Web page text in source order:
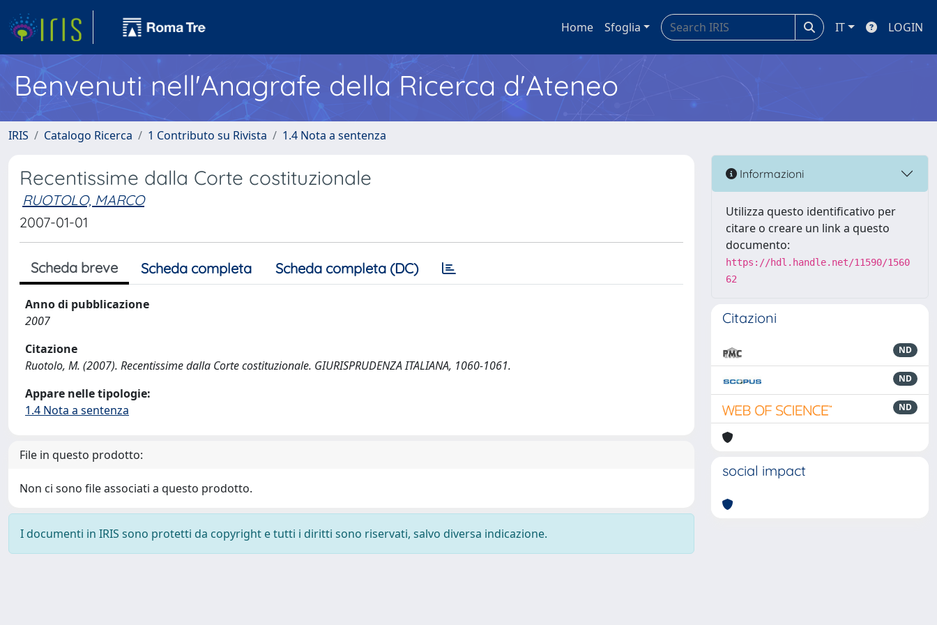
Home Sfoglia IT LOGIN
Benvenuti nell'Anagrafe della Ricerca d'Ateneo
IRIS Catalogo Ricerca 1 Contributo su Rivista 1.4 Nota a sentenza
Recentissime dalla Corte costituzionale
RUOTOLO, MARCO
2007-01-01
Scheda breve Scheda completa Scheda completa (DC)
Anno di pubblicazione
2007
Citazione
Ruotolo, M. (2007). Recentissime dalla Corte costituzionale. GIURISPRUDENZA ITALIANA, 1060-1061.
Appare nelle tipologie:
1.4 Nota a sentenza
File in questo prodotto:
Non ci sono file associati a questo prodotto.
I documenti in IRIS sono protetti da copyright e tutti i diritti sono riservati, salvo diversa indicazione.
Informazioni
Utilizza questo identificativo per
citare o creare un link a questo
documento:
https://hdl.handle.net/11590/1560
62
Citazioni
ND
ND
ND
social impact